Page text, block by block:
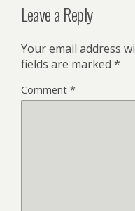
Leave a Reply
Your email address
fields are marked *
Comment *